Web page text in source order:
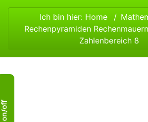
Ich bin hier: Home
Rechenpyramiden Rechenmauern
Zahlenbereich 8